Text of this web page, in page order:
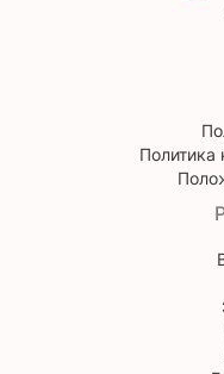
Политика